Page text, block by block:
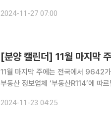
버파크3단지’(SA2) 등의 당첨자 발
2024-11-27 07:00
[분양 캘린더] 11월 마지막
11월 마지막 주에는 전국에서 9642가구(일
부동산 정보업체 ‘부동산R114’에
경기 안양시 ‘평촌자이퍼스니티’ 등 9
2024-11-23 04:25